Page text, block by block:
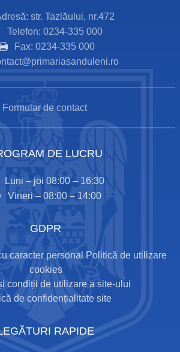
str. Tazlăului, nr.472
Telefon: 0234-335 000
Fax: 0234-335 000
Formular de contact
DE LUCRU
Luni – joi 08:00 – 16:30
Vineri – 08:00 – 14:00
GDPR
caracter personal
Politică de utilizare
cookies
condiții de utilizare a site-ului
de confidențialitate site
RAPIDE